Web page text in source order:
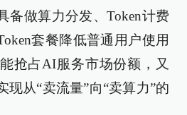
备做算力分发、Token计费
套餐降低普通用户使用
抢占AI服务市场份额，又
现从“卖流量”向“卖算力”的